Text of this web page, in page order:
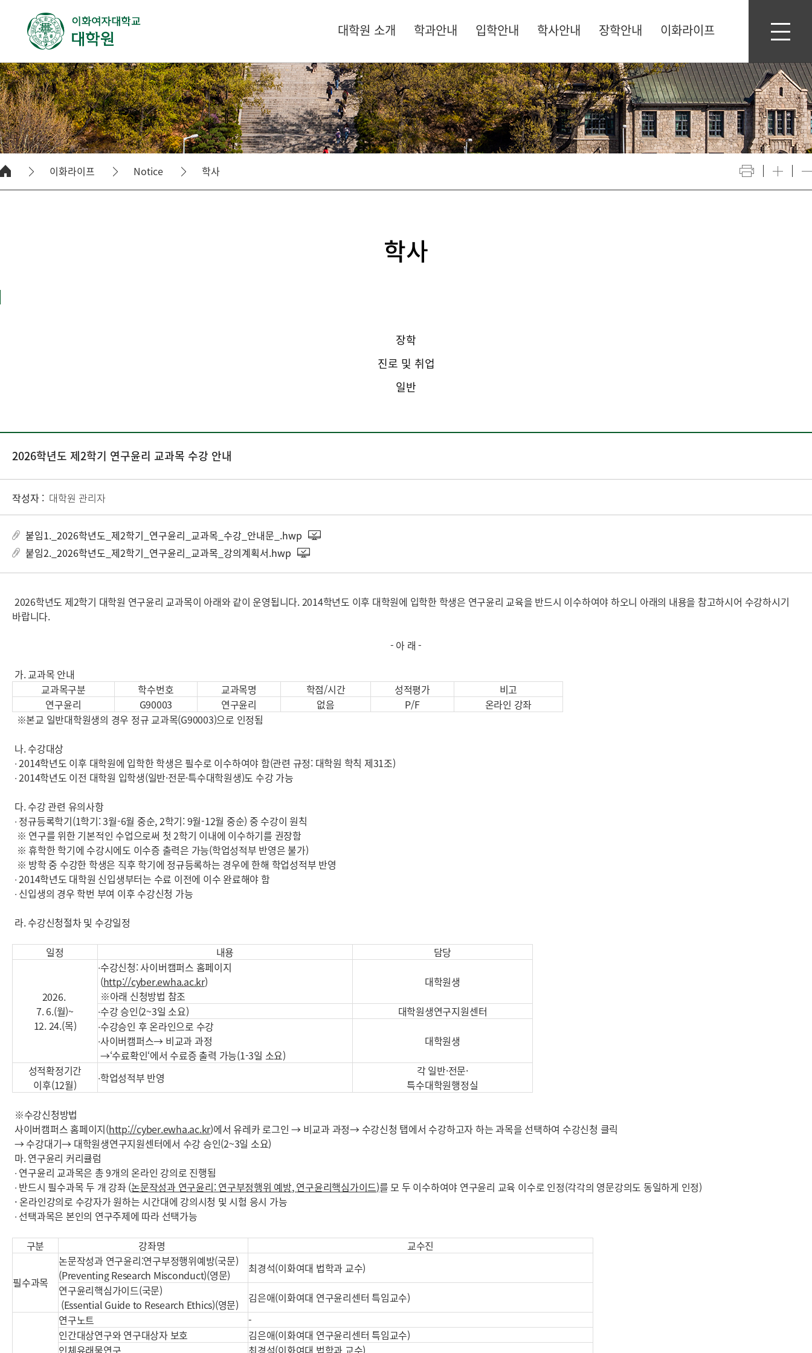
대학원 소개 학과안내 입학안내 학사안내 장학안내 이화라이프
이화라이프 Notice 학사
학사
장학
진로 및 취업
일반
2026학년도 제2학기 연구윤리 교과목 수강 안내
작성자 : 대학원 관리자
붙임1._2026학년도_제2학기_연구윤리_교과목_수강_안내문_.hwp
붙임2._2026학년도_제2학기_연구윤리_교과목_강의계획서.hwp
2026학년도 제2학기 대학원 연구윤리 교과목이 아래와 같이 운영됩니다. 2014학년도 이후 대학원에 입학한 학생은 연구윤리 교육을 반드시 이수하여야 하오니 아래의 내용을 참고하시어 수강하시기
바랍니다.
- 아 래 -
가. 교과목 안내
교과목구분
학수번호 교과목명 학점/시간 성적평가
비고
연구윤리
G90003 연구윤리 없음 P/F
온라인 강좌
※본교 일반대학원생의 경우 정규 교과목(G90003)으로 인정됨
나. 수강대상
∙ 2014학년도 이후 대학원에 입학한 학생은 필수로 이수하여야 함(관련 규정: 대학원 학칙 제31조)
∙ 2014학년도 이전 대학원 입학생(일반·전문·특수대학원생)도 수강 가능
다. 수강 관련 유의사항
∙ 정규등록학기(1학기: 3월-6월 중순, 2학기: 9월-12월 중순) 중 수강이 원칙
※ 연구를 위한 기본적인 수업으로써 첫 2학기 이내에 이수하기를 권장함
※ 휴학한 학기에 수강시에도 이수증 출력은 가능(학업성적부 반영은 불가)
※ 방학 중 수강한 학생은 직후 학기에 정규등록하는 경우에 한해 학업성적부 반영
∙ 2014학년도 대학원 신입생부터는 수료 이전에 이수 완료해야 함
∙ 신입생의 경우 학번 부여 이후 수강신청 가능
라. 수강신청절차 및 수강일정
일정 내용 담당
2026.
7. 6.(월)~
12. 24.(목)
∙수강신청: 사이버캠퍼스 홈페이지
(http://cyber.ewha.ac.kr)
※아래 신청방법 참조
대학원생
∙수강 승인(2~3일 소요)
대학원생연구지원센터
∙수강승인 후 온라인으로 수강
∙사이버캠퍼스→ 비교과 과정
→‘수료확인‘에서 수료증 출력 가능(1-3일 소요)
대학원생
성적확정기간
이후(12월)
∙학업성적부 반영
각 일반·전문·
특수대학원행정실
※수강신청방법
사이버캠퍼스 홈페이지(http://cyber.ewha.ac.kr)에서 유레카 로그인 → 비교과 과정→ 수강신청 탭에서 수강하고자 하는 과목을 선택하여 수강신청 클릭
→ 수강대기→ 대학원생연구지원센터에서 수강 승인(2~3일 소요)
마. 연구윤리 커리큘럼
∙ 연구윤리 교과목은 총 9개의 온라인 강의로 진행됨
∙ 반드시 필수과목 두 개 강좌 (논문작성과 연구윤리:연구부정행위 예방,연구윤리핵심가이드)를 모 두 이수하여야 연구윤리 교육 이수로 인정(각각의 영문강의도 동일하게 인정)
∙온라인강의로 수강자가 원하는 시간대에 강의시청 및 시험 응시 가능
∙ 선택과목은 본인의 연구주제에 따라 선택가능
구분 강좌명 교수진
필수과목
논문작성과 연구윤리:연구부정행위예방(국문)
(Preventing Research Misconduct)(영문)
최경석(이화여대 법학과 교수)
연구윤리핵심가이드(국문)
(Essential Guide to Research Ethics)(영문)
김은애(이화여대 연구윤리센터 특임교수)
연구노트
-
인간대상연구와 연구대상자 보호
김은애(이화여대 연구윤리센터 특임교수)
인체유래물연구
최경석(이화여대 법학과 교수)